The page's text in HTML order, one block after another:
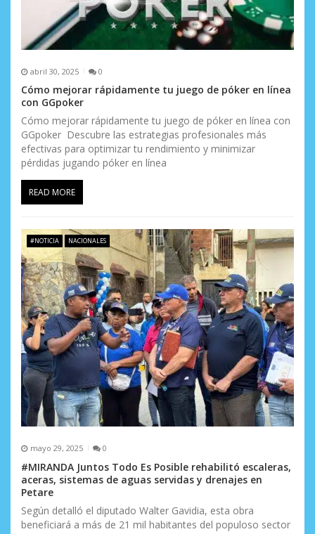
abril 30, 2025 0
Cómo mejorar rápidamente tu juego de póker en línea
con GGpoker
Cómo mejorar rápidamente tu juego de póker en línea con
GGpoker Descubre las estrategias profesionales más
efectivas para optimizar tu rendimiento y minimizar
pérdidas jugando póker en línea
READ MORE
#NOTICIA NACIONALES
mayo 29, 2025 0
#MIRANDA Juntos Todo Es Posible rehabilitó escaleras,
aceras, sistemas de aguas servidas y drenajes en
Petare
Según detalló el diputado Walter Gavidia, esta obra
beneficiará a más de 21 mil habitantes del populoso sector